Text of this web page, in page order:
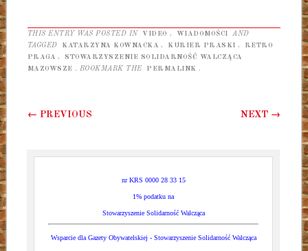
THIS ENTRY WAS POSTED IN VIDEO , WIADOMOŚCI
AND
TAGGED
KATARZYNA KOWNACKA , KURIER PRASKI ,
RETRO
PRAGA ,
STOWARZYSZENIE SOLIDARNOŚĆ WALCZĄCA
MAZOWSZE
. BOOKMARK THE PERMALINK
Post navigation
← PREVIOUS NEXT →
nr KRS 0000 28 33 15
1% podatku na
Stowarzyszenie Solidarność Walcząca
Wsparcie dla Gazety Obywatelskiej - Stowarzyszenie Solidarność Walcząca